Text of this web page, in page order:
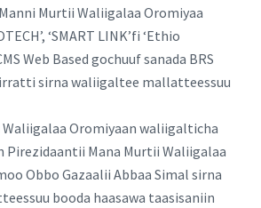
Murtii Waliigalaa Oromiyaa
‘SMART LINK’fi ‘Ethio
Web Based gochuuf sanada BRS
irratti sirna waliigaltee mallatteessuu
Waliigalaa Oromiyaan waliigalticha
Pirezidaantii Mana Murtii Waliigalaa
Obbo Gazaalii Abbaa Simal sirna
booda haasawa taasisaniin